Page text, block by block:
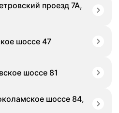
проезд 7А,
шоссе 47
шоссе 81
шоссе 84,